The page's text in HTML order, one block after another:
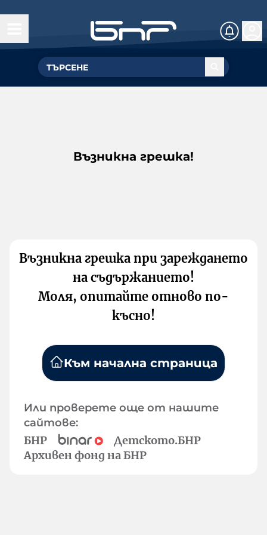
Възникна грешка!
Възникна грешка при зареждането
на съдържанието!
Моля, опитайте отново по-
късно!
Към начална страница
Или проверете още от нашите
сайтове:
БНР
Детското.БНР
Архивен фонд на БНР